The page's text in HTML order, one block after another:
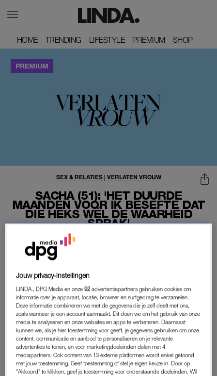
HOME
HOME TRENDING
TRENDING LIFESTYLE
LIFESTYLE PREMIUM
PREMIUM SHOP
SHOP
SACHA (51): 'HET DUURDE
MAANDEN VOOR IK BESEFTE DAT
DIE HEKS WÉL DE WAARHEID
SPRAK'
SEX & RELATIES| VERLATEN VROUW
10-06-2026
LEES VERDER MET
PREMIUM
Krijg onbeperkt toegang tot alle
artikelen
Lees LINDA.magazine online
Jouw privacy-instellingen
LINDA., DPG Media en onze92 advertentiepartners gebruiken cookies om
informatie over je apparaat, locatie, browser en surfgedrag te verzamelen.
Deze informatie combineren we met de gegevens die je zelf deelt met ons,
zoals wanneer je een account aanmaakt. Dit doen we om het gebruik van onze
media te analyseren en onze websites en apps te verbeteren. Daarnaast
kunnen we, als je hier toestemming voor geeft, je gegevens gebruiken om onze
content, communicatie en aanbod te personaliseren en je relevante
advertenties te tonen, en voor marketingdoeleinden delen met 4
mediapartners. Ook content van 13 externe platformen wordt enkel getoond
met jouw toestemming. Geef toestemming of stel je eigen keuze in. Door op
"Akkoord" te klikken, geef je toestemming voor onderstaande doeleinden. Wil